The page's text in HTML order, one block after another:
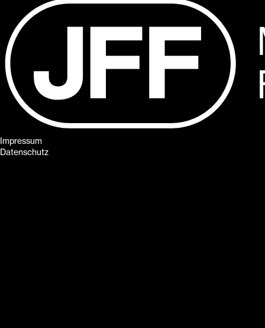
Impressum
Datenschutz